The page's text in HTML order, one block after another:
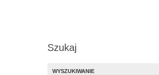
Szukaj
WYSZUKIWANIE